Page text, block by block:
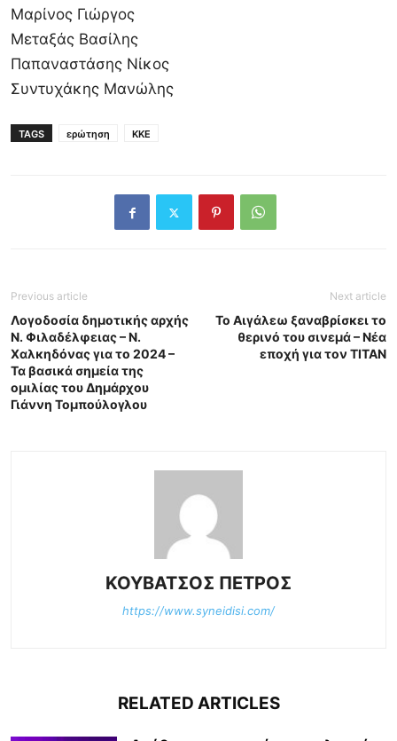
Μαρίνος Γιώργος
Μεταξάς Βασίλης
Παπαναστάσης Νίκος
Συντυχάκης Μανώλης
TAGS ερώτηση ΚΚΕ
Previous article
Λογοδοσία δημοτικής αρχής
Ν. Φιλαδέλφειας – Ν.
Χαλκηδόνας για το 2024 –
Τα βασικά σημεία της
ομιλίας του Δημάρχου
Γιάννη Τομπούλογλου
Next article
Το Αιγάλεω ξαναβρίσκει το
θερινό του σινεμά – Νέα
εποχή για τον ΤΙΤΑΝ
ΚΟΥΒΑΤΣΟΣ ΠΕΤΡΟΣ
https://www.syneidisi.com/
RELATED ARTICLES